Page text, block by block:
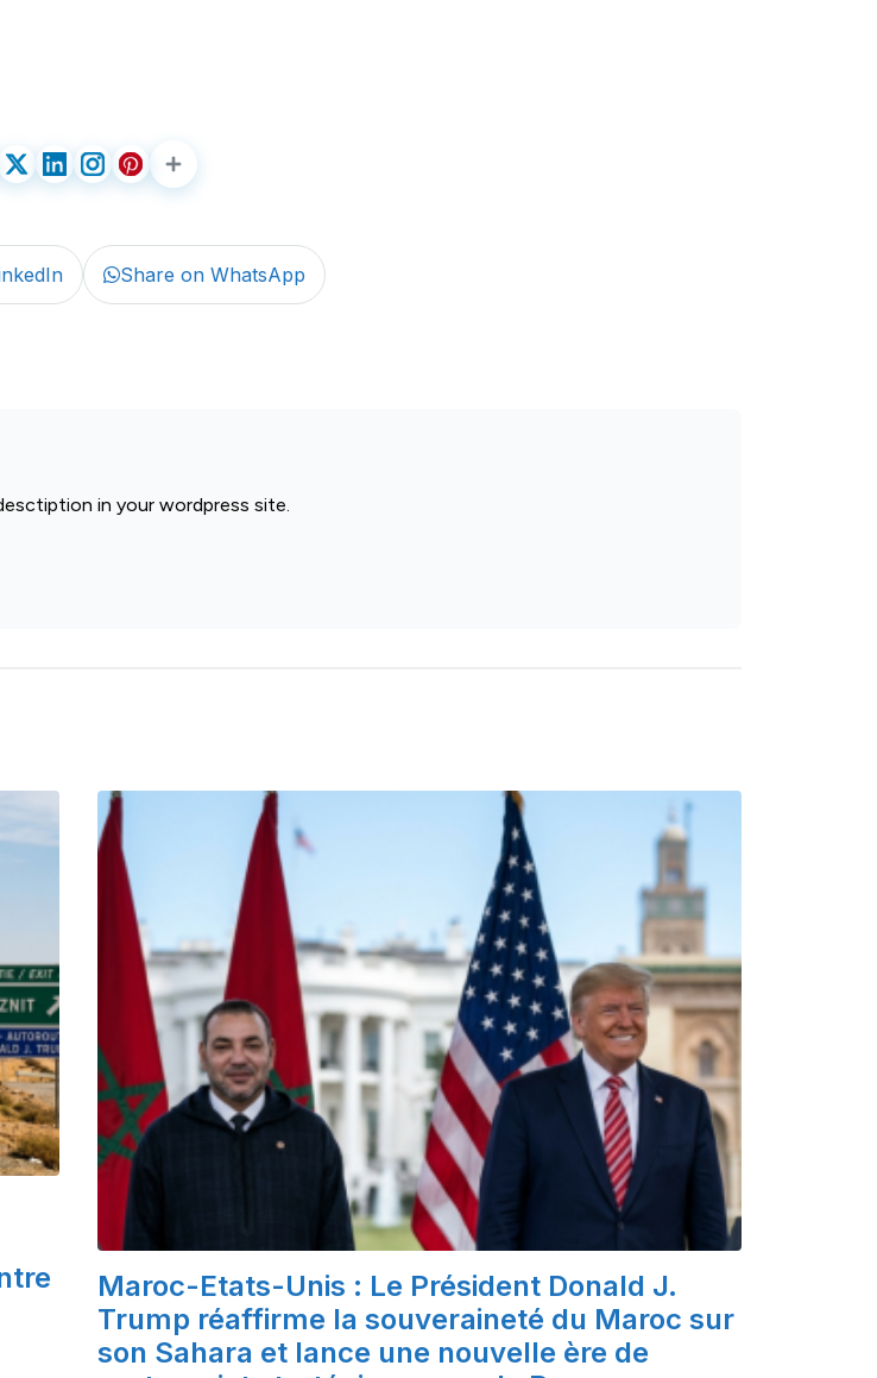
Share on WhatsApp
in your wordpress site.
Maroc-Etats-Unis : Le Président Donald J.
Trump réaffirme la souveraineté du Maroc sur
son Sahara et lance une nouvelle ère de